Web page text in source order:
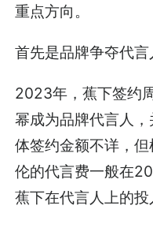
重点方向。
首先是品牌争夺代言
2023年，蕉下签约
幂成为品牌代言人
体签约金额不详，
伦的代言费一般在
蕉下在代言人上的投